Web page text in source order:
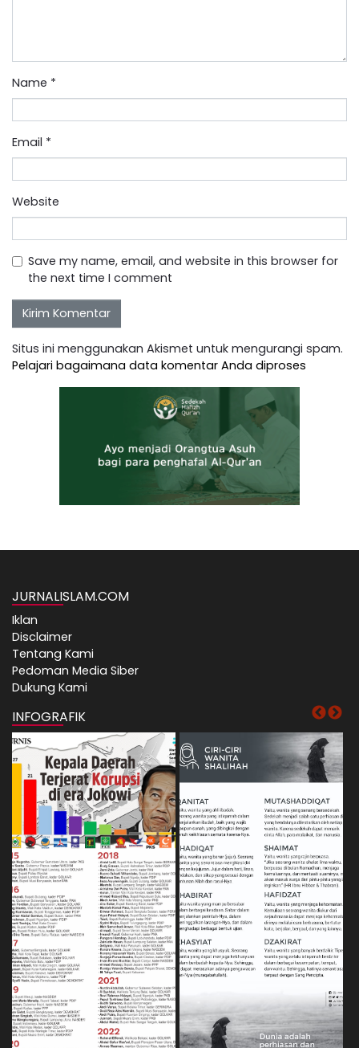
Name *
Email *
Website
Save my name, email, and website in this browser for
the next time I comment
Situs ini menggunakan Akismet untuk mengurangi spam.
Pelajari bagaimana data komentar Anda diproses
JURNALISLAM.COM
Iklan
Disclaimer
Tentang Kami
Pedoman Media Siber
Dukung Kami
INFOGRAFIK